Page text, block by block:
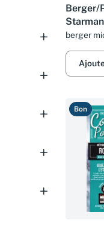
Berger/
Bk
berger
Bon